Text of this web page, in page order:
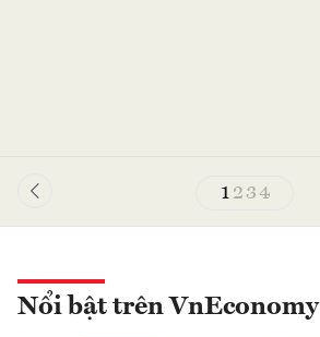
1 23 4
Nổi bật trên VnEconomy